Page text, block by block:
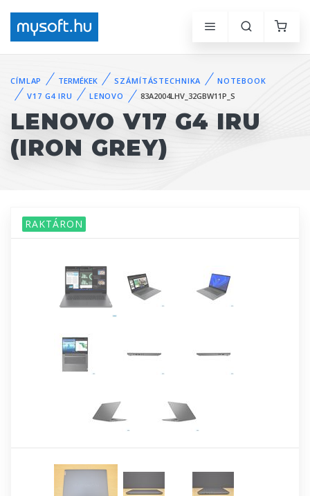
CÍMLAP TERMÉKEK SZÁMÍTÁSTECHNIKA
NOTEBOOK
V17 G4 IRU
LENOVO 83A2004LHV_32GBW11P_S
LENOVO V17 G4 IRU
(IRON GREY)
RAKTÁRON